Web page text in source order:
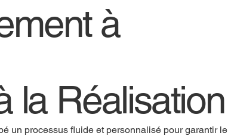
à
la Réalisation
un processus fluide et personnalisé pour garantir le